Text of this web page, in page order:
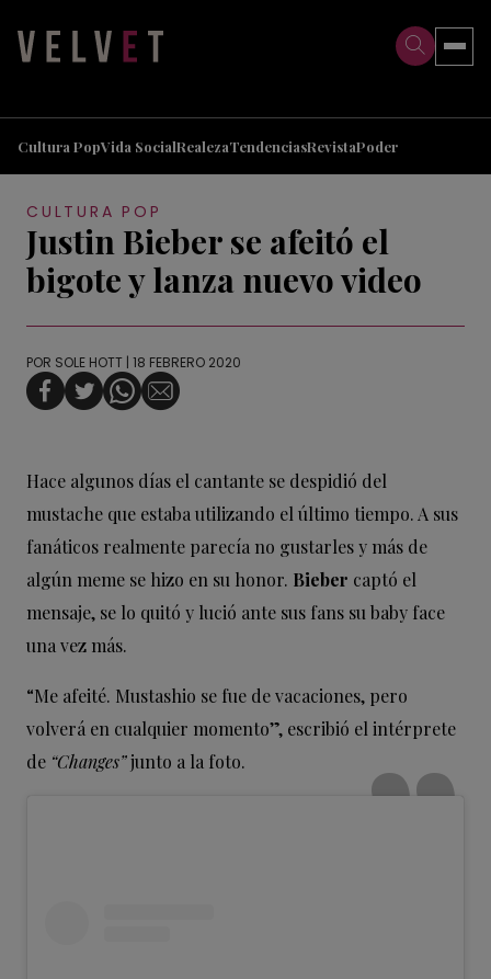
Cultura PopVida SocialRealezaTendenciasRevistaPoder
CULTURA POP
Justin Bieber se afeitó el
bigote y lanza nuevo video
POR SOLE HOTT | 18 FEBRERO 2020
Hace algunos días el cantante se despidió del
mustache que estaba utilizando el último tiempo. A sus
fanáticos realmente parecía no gustarles y más de
algún meme se hizo en su honor. Bieber captó el
mensaje, se lo quitó y lució ante sus fans su baby face
una vez más.
“Me afeité. Mustashio se fue de vacaciones, pero
volverá en cualquier momento”, escribió el intérprete
de “Changes”junto a la foto.